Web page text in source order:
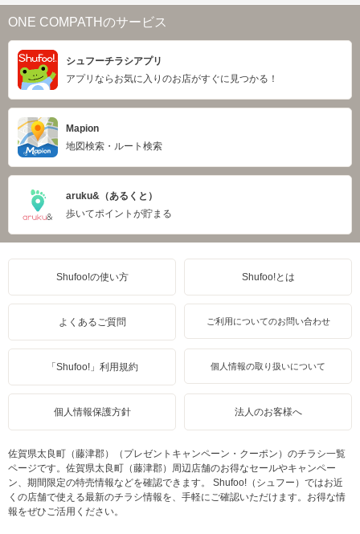
ONE COMPATHのサービス
シュフーチラシアプリ
アプリならお気に入りのお店がすぐに見つかる！
Mapion
地図検索・ルート検索
aruku&（あるくと）
歩いてポイントが貯まる
Shufoo!の使い方 Shufoo!とは
よくあるご質問 ご利用についてのお問い合わせ
「Shufoo!」利用規約 個人情報の取り扱いについて
個人情報保護方針 法人のお客様へ
佐賀県太良町（藤津郡）（プレゼントキャンペーン・クーポン）のチラシ一覧
ページです。佐賀県太良町（藤津郡）周辺店舗のお得なセールやキャンペー
ン、期間限定の特売情報などを確認できます。 Shufoo!（シュフー）ではお近
くの店舗で使える最新のチラシ情報を、手軽にご確認いただけます。お得な情
報をぜひご活用ください。